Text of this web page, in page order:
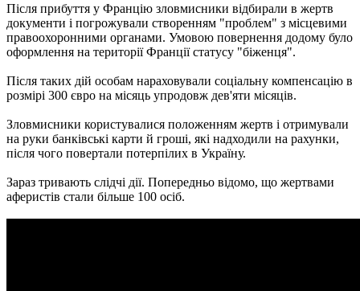
Після прибуття у Францію зловмисники відбирали в жертв
документи і погрожували створенням "проблем" з місцевими
правоохоронними органами. Умовою повернення додому було
оформлення на території Франції статусу "біженця".
Після таких дій особам нараховували соціальну компенсацію в
розмірі 300 євро на місяць упродовж дев'яти місяців.
Зловмисники користувалися положенням жертв і отримували
на руки банківські карти й гроші, які надходили на рахунки,
після чого повертали потерпілих в Україну.
Зараз тривають слідчі дії. Попередньо відомо, що жертвами
аферистів стали більше 100 осіб.